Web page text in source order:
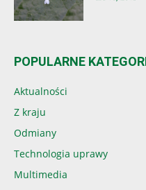
POPULARNE
Aktualności
Z kraju
Odmiany
Technologia uprawy
Multimedia